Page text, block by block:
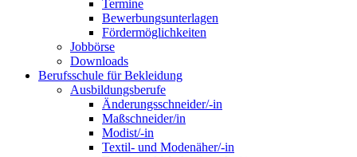
Termine
Bewerbungsunterlagen
Fördermöglichkeiten
Jobbörse
Downloads
Berufsschule für Bekleidung
Ausbildungsberufe
Änderungsschneider/-in
Maßschneider/in
Modist/-in
Textil- und Modenäher/-in